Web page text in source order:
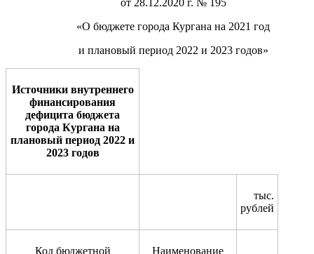
«О бюджете города Кургана на 2021 год
и плановый период 2022 и 2023 годов»
Источники внутреннего
финансирования
дефицита бюджета
города Кургана на
плановый период 2022 и
2023 годов
тыс.
рублей
Код бюджетной
Наименование